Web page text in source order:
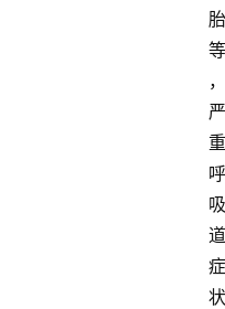
胎
等
，
严
重
呼
吸
道
症
状